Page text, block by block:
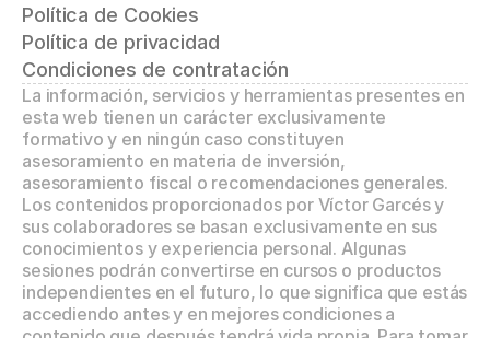
Política de Cookies
Política de privacidad
Condiciones de contratación
La información, servicios y herramientas presentes en
esta web tienen un carácter exclusivamente
formativo y en ningún caso constituyen
asesoramiento en materia de inversión,
asesoramiento fiscal o recomendaciones generales.
Los contenidos proporcionados por Víctor Garcés y
sus colaboradores se basan exclusivamente en sus
conocimientos y experiencia personal. Algunas
sesiones podrán convertirse en cursos o productos
independientes en el futuro, lo que significa que estás
accediendo antes y en mejores condiciones a